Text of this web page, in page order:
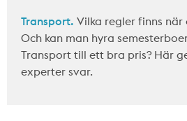
Transport. Vilka regler finns
Och kan man hyra
Transport till ett bra pris? Här
experter svar.